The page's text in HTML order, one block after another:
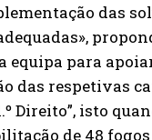
das
equipa para
das respetivas
Direito”, isto
de 48